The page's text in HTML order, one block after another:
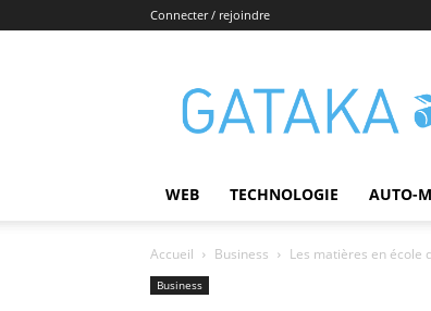
Connecter / rejoindre
WEB TECHNOLOGIE AUTO-
Accueil Business Les matières en école
Business